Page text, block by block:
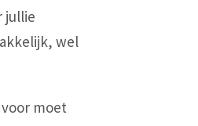
jullie
wel
moet